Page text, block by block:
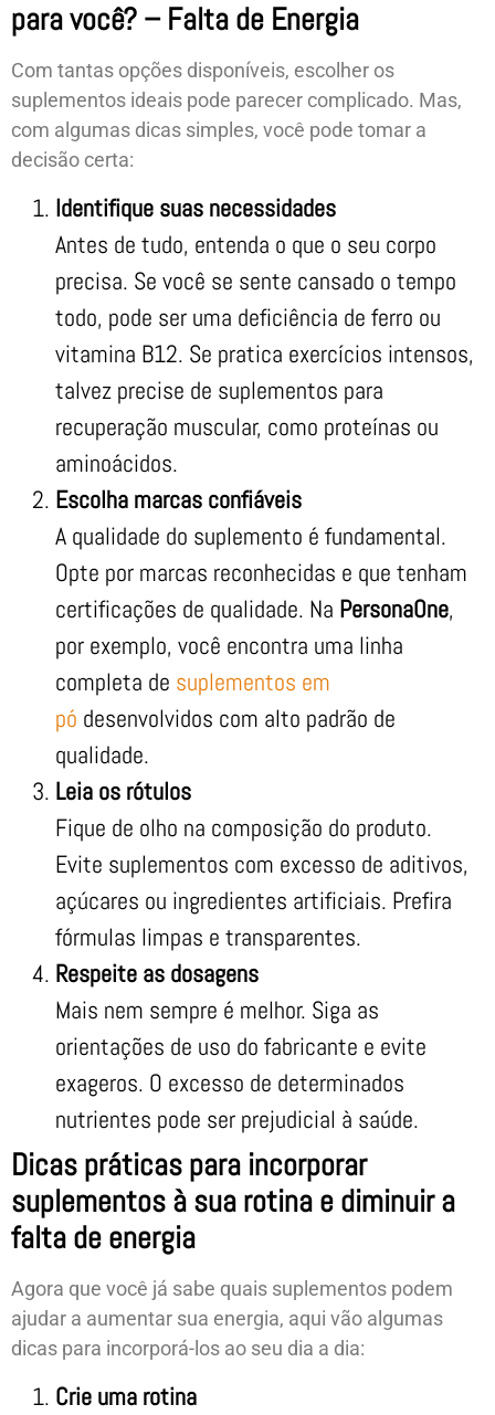
para você? – Falta de Energia
Com tantas opções disponíveis, escolher os
suplementos ideais pode parecer complicado. Mas,
com algumas dicas simples, você pode tomar a
decisão certa:
Identifique suas necessidades
Antes de tudo, entenda o que o seu corpo
precisa. Se você se sente cansado o tempo
todo, pode ser uma deficiência de ferro ou
vitamina B12. Se pratica exercícios intensos,
talvez precise de suplementos para
recuperação muscular, como proteínas ou
aminoácidos.
Escolha marcas confiáveis
A qualidade do suplemento é fundamental.
Opte por marcas reconhecidas e que tenham
certificações de qualidade. Na PersonaOne,
por exemplo, você encontra uma linha
completa de suplementos em
pó desenvolvidos com alto padrão de
qualidade.
Leia os rótulos
Fique de olho na composição do produto.
Evite suplementos com excesso de aditivos,
açúcares ou ingredientes artificiais. Prefira
fórmulas limpas e transparentes.
Respeite as dosagens
Mais nem sempre é melhor. Siga as
orientações de uso do fabricante e evite
exageros. O excesso de determinados
nutrientes pode ser prejudicial à saúde.
Dicas práticas para incorporar
suplementos à sua rotina e diminuir a
falta de energia
Agora que você já sabe quais suplementos podem
ajudar a aumentar sua energia, aqui vão algumas
dicas para incorporá-los ao seu dia a dia:
Crie uma rotina